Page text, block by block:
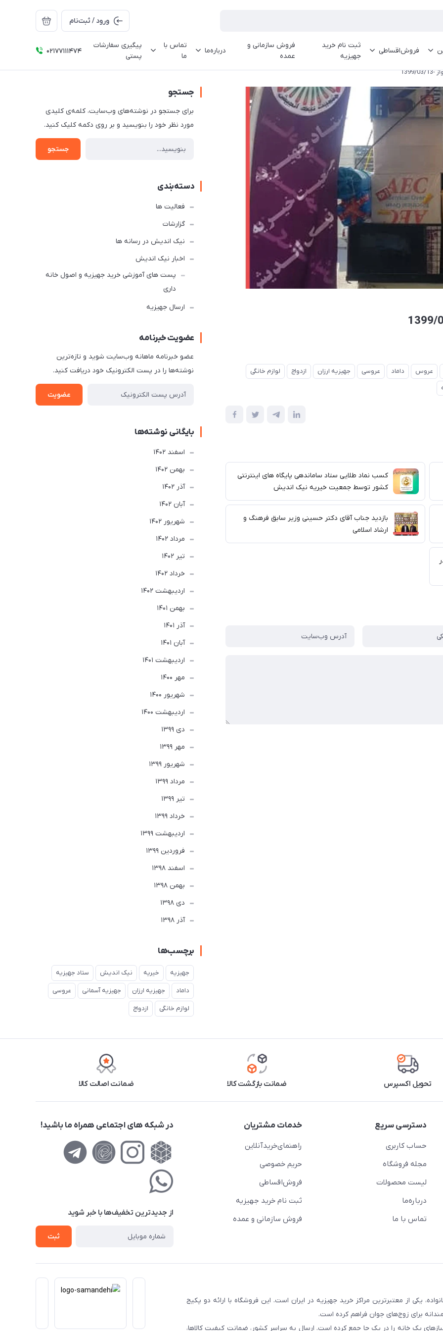
ورود / ثبت‌نام
فروش‌اقساطی
ثبت نام خرید
جهیزیه
فروش سازمانی و
عمده
درباره‌ما
تماس با
ما
پیگیری سفارشات
پستی
02177111474
13
عروس داماد عروسی جهیزیه ارزان ازدواج
لوازم خانگی
کسب نماد طلایی ستاد ساماندهی پایگاه های اینترنتی
کشور توسط جمعیت خیریه نیک اندیش
بازدید جناب آقای دکتر حسینی وزیر سابق فرهنگ و
ارشاد اسلامی
در
جستجو
برای جستجو در نوشته‌های وب‌سایت، کلمه‌ی کلیدی
مورد نظر خود را بنویسید و بر روی دکمه کلیک کنید.
جستجو
دسته‌بندی
فعالیت ها
گزارشات
نیک اندیش در رسانه ها
اخبار نیک اندیش
پست های آموزشی خرید جهیزیه و اصول خانه
داری
ارسال جهیزیه
عضویت خبرنامه
عضو خبرنامه ماهانه وب‌سایت شوید و تازه‌ترین
نوشته‌ها را در پست الکترونیک خود دریافت کنید.
عضویت
بایگانی نوشته‌ها
اسفند 1402
بهمن 1402
آذر 1402
آبان 1402
شهریور 1402
مرداد 1402
تير 1402
خرداد 1402
ارديبهشت 1402
بهمن 1401
آذر 1401
آبان 1401
ارديبهشت 1401
مهر 1400
شهریور 1400
ارديبهشت 1400
دی 1399
مهر 1399
شهریور 1399
مرداد 1399
تير 1399
خرداد 1399
ارديبهشت 1399
فروردین 1399
اسفند 1398
بهمن 1398
دی 1398
آذر 1398
برچسب‌ها
جهیزیه خیریه نیک اندیش ستاد جهیزیه
داماد جهیزیه ارزان جهیزیه آسمانی عروسی
لوازم خانگی ازدواج
تحویل اکسپرس ضمانت بازگشت کالا ضمانت اصالت کالا
دسترسی سریع
حساب کاربری
مجله فروشگاه
لیست محصولات
درباره‌ما
تماس با ما
خدمات مشتریان
راهنمای‌خرید‌آنلاین
حریم خصوصی
فروش‌اقساطی
ثبت نام خرید جهیزیه
فروش سازمانی و عمده
در شبکه های اجتماعی همراه ما باشید!
از جدید‌ترین تخفیف‌ها با‌ خبر شوید
ثبت
و اعتماد بیش از ۵۰ هزار خانواده، یکی از معتبرترین مراکز خرید جهیزیه در ایران است. این فروشگاه با ارائه دو پکیج
برای زوج‌های جوان فراهم کرده است.
یک خانه را در یک جا جمع کرده است. ارسال به سراسر کشور، ضمانت کیفیت کالاها،